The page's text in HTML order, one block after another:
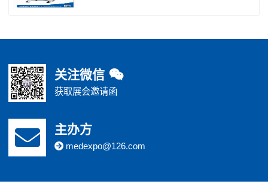
南京安特侕医疗器械有限公司
江苏康众数字医疗科技股份有限公司
博科控股集团有限公司
关注微信
获取展会邀请函
主办方
medexpo@126.com